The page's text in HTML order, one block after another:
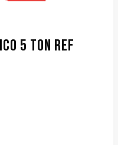
5 TON REF